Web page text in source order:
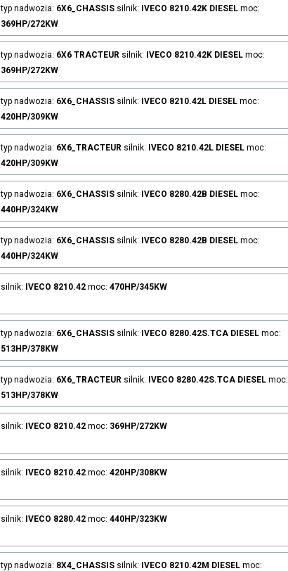
typ nadwozia: 6X6_CHASSIS silnik: IVECO 8210.42K DIESEL moc:
369HP/272KW
typ nadwozia: 6X6 TRACTEUR silnik: IVECO 8210.42K DIESEL moc:
369HP/272KW
typ nadwozia: 6X6_CHASSIS silnik: IVECO 8210.42L DIESEL moc:
420HP/309KW
typ nadwozia: 6X6_TRACTEUR silnik: IVECO 8210.42L DIESEL moc:
420HP/309KW
typ nadwozia: 6X6_CHASSIS silnik: IVECO 8280.42B DIESEL moc:
440HP/324KW
typ nadwozia: 6X6_CHASSIS silnik: IVECO 8280.42B DIESEL moc:
440HP/324KW
silnik: IVECO 8210.42 moc:470HP/345KW
typ nadwozia: 6X6_CHASSIS silnik: IVECO 8280.42S.TCA DIESEL moc:
513HP/378KW
typ nadwozia: 6X6_TRACTEUR silnik: IVECO 8280.42S.TCA DIESEL moc:
513HP/378KW
silnik: IVECO 8210.42 moc: 369HP/272KW
silnik: IVECO 8210.42 moc:420HP/308KW
silnik: IVECO 8280.42 moc:440HP/323KW
typ nadwozia: 8X4_CHASSIS silnik: IVECO 8210.42M DIESEL moc: